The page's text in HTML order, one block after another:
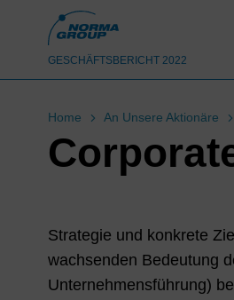
GESCHÄFTSBERICHT 2022
Home An Unsere Aktionäre
Strategie und konkrete
wachsenden Bedeutung
Unternehmensführung)